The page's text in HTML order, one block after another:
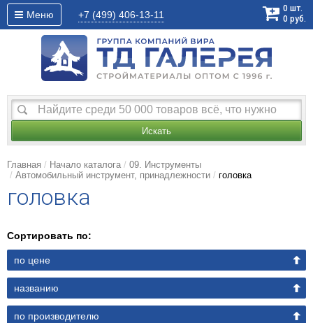
Меню +7 (499) 406-13-11
0 шт.
0 руб.
Искать
Главная Начало каталога
09. Инструменты
Автомобильный инструмент, принадлежности
головка
головка
Сортировать по:
по цене
названию
по производителю